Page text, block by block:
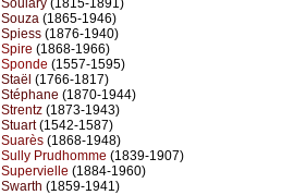
Soulary (1815-1891)
Souza (1865-1946)
Spiess (1876-1940)
Spire (1868-1966)
Sponde (1557-1595)
Staël (1766-1817)
Stéphane (1870-1944)
Strentz (1873-1943)
Stuart(1542-1587)
Suarès (1868-1948)
Sully Prudhomme (1839-1907)
Supervielle (1884-1960)
Swarth (1859-1941)